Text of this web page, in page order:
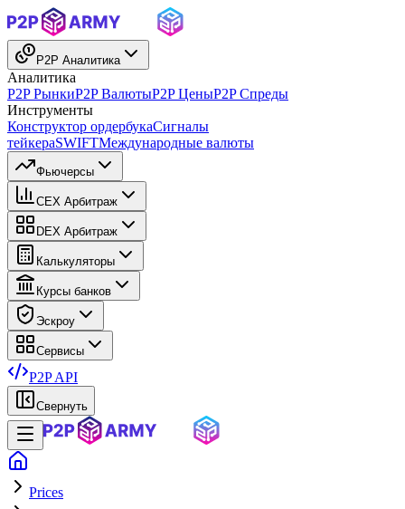
P2P Аналитика
Аналитика
P2P РынкиP2P ВалютыP2P ЦеныP2P Спреды
Инструменты
Конструктор ордербукаСигналы
тейкераSWIFTМеждународные валюты
Фьючерсы
CEX Арбитраж
DEX Арбитраж
Калькуляторы
Курсы банков
Эскроу
Сервисы
P2P API
Свернуть
Prices